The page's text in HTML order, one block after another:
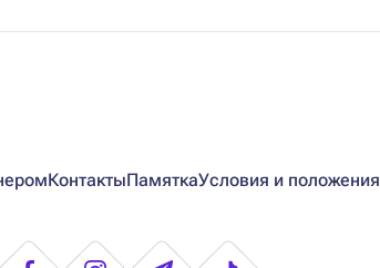
КонтактыПамяткаУсловия и положения